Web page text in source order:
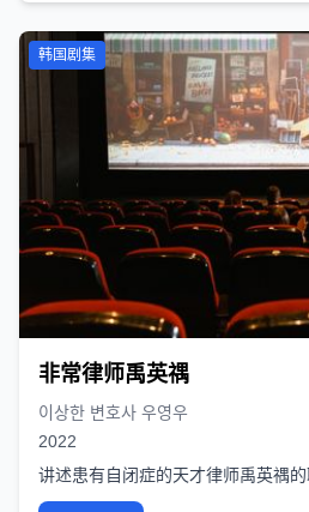
韩国剧集
非常律师禹英禑
이상한 변호사 우영우
2022
讲述患有自闭症的天才律师禹英禑的